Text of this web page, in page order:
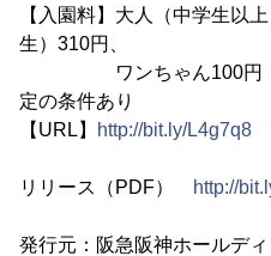
【入園料】大人（中学生以
生）310円、
ワンちゃん100円 ※
定の条件あり
【URL】
http://bit.ly/L4g7q8
リリース（PDF） http://
発行元：阪急阪神ホールディ